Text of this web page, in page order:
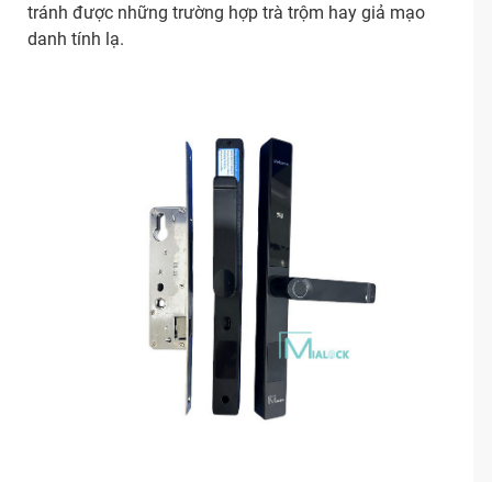
tránh được những trường hợp trà trộm hay giả mạo
danh tính lạ.